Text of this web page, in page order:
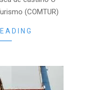
(COMTUR)